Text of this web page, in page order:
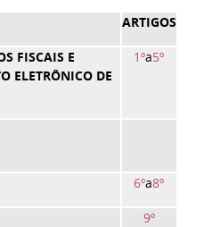
ARTIGOS
FISCAIS E
ELETRÔNICO DE
1ºa5º
6ºa8º
9º